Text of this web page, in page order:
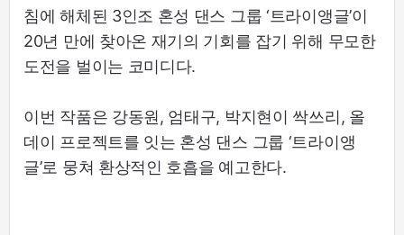
침에 해체된 3인조 혼성 댄스 그룹 ‘트라이앵글’이
20년 만에 찾아온 재기의 기회를 잡기 위해 무모한
도전을 벌이는 코미디다.
이번 작품은 강동원, 엄태구, 박지현이 싹쓰리, 올
데이 프로젝트를 잇는 혼성 댄스 그룹 ‘트라이앵
글’로 뭉쳐 환상적인 호흡을 예고한다.